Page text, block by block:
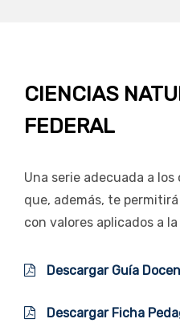
CIENCIAS
FEDERAL
Una serie adecuada a
que, además, te
con valores aplicados a
Descargar Guía
Descargar Ficha